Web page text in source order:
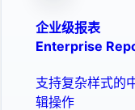
企业级报表
Enterprise
支持复杂样式的
辑操作